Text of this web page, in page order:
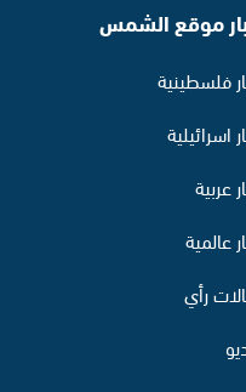
موقع الشمس
فلسطينية
اسرائيلية
عربية
عالمية
رأي